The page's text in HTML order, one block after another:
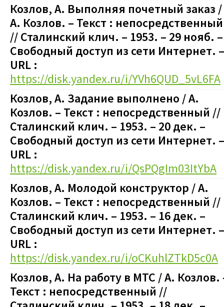
Козлов, А. Выполняя почетный заказ /
А. Козлов. – Текст : непосредственный
// Сталинский клич. – 1953. – 29 нояб. –
Свободный доступ из сети Интернет. –
URL :
https://disk.yandex.ru/i/YVh6QUD_5vL6FA
Козлов, А. Задание выполнено / А.
Козлов. – Текст : непосредственный //
Сталинский клич. – 1953. – 20 дек. –
Свободный доступ из сети Интернет. –
URL :
https://disk.yandex.ru/i/QsPQgIm03ItYbA
Козлов, А. Молодой конструктор / А.
Козлов. – Текст : непосредственный //
Сталинский клич. – 1953. – 16 дек. –
Свободный доступ из сети Интернет. –
URL :
https://disk.yandex.ru/i/oCKuhlZTkD5c0A
Козлов, А. На работу в МТС / А. Козлов.
Текст : непосредственный //